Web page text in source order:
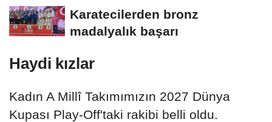
Karatecilerden bronz
madalyalık başarı
Haydi kızlar
Kadın A Millî Takımımızın 2027 Dünya
Kupası Play-Off'taki rakibi belli oldu.